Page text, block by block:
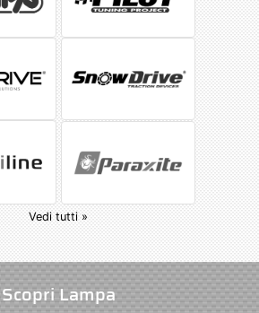
Vedi tutti »
Scopri Lampa